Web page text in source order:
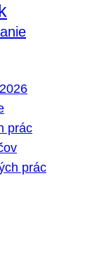
prác
prác